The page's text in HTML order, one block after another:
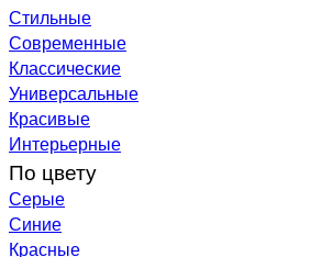
Стильные
Современные
Классические
Универсальные
Красивые
Интерьерные
По цвету
Серые
Синие
Красные